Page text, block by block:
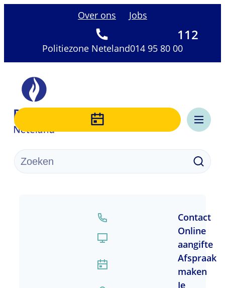
Politiezone Neteland014 95 80 00
112
Over ons Jobs
Politiezone Neteland
Waarmee kunnen we jou helpen?
Menu
Contact
Online
aangifte
Afspraak
maken
Je